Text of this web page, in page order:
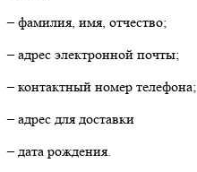
– фамилия, имя, отчество;
– адрес электронной почты;
– контактный номер телефона;
– адрес для доставки
– дата рождения.